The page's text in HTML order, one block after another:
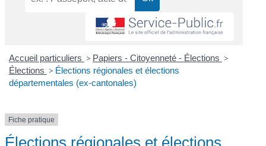
Accueil particuliers > Papiers - Citoyenneté - Élections >
Élections > Élections régionales et élections
départementales (ex-cantonales)
Fiche pratique
Élections régionales et élections